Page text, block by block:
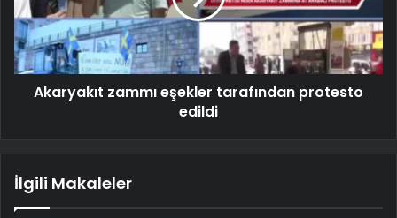
Akaryakıt zammı eşekler tarafından protesto
edildi
İlgili Makaleler